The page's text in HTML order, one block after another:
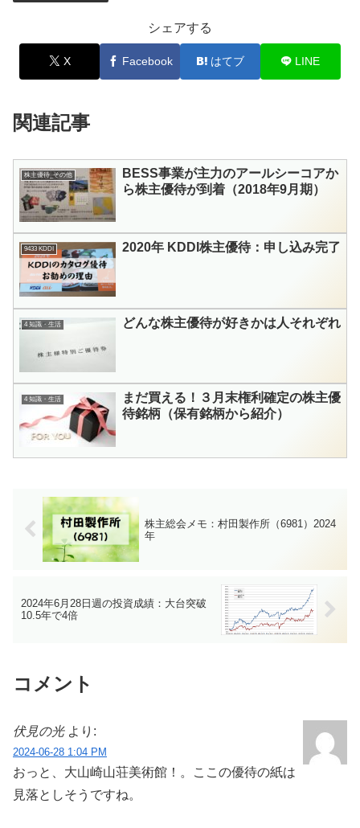
シェアする
X Facebook はてブ LINE
関連記事
株主優待_その他
BESS事業が主力のアールシーコアか
ら株主優待が到着（2018年9月期）
9433 KDDI 2020年 KDDI株主優待：申し込み完了
4 知識・生活 どんな株主優待が好きかは人それぞれ
4 知識・生活
まだ買える！３月末権利確定の株主優
待銘柄（保有銘柄から紹介）
株主総会メモ：村田製作所（6981）2024
年
2024年6月28日週の投資成績：大台突破
10.5年で4倍
コメント
伏見の光 より:
2024-06-28 1:04 PM
おっと、大山崎山荘美術館！。ここの優待の紙は
見落としそうですね。